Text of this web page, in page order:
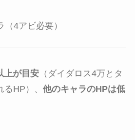
4アビ必要）
上が目安（ダイダロス4万とタ
HP）、 他のキャラのHPは低